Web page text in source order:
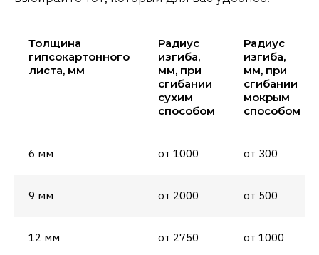
Толщина
гипсокартонного
листа, мм
Радиус
изгиба,
мм, при
сгибании
сухим
способом
Радиус
изгиба,
мм, при
сгибании
мокрым
способом
6 мм от 1000 от 300
9 мм от 2000 от 500
12 мм от 2750 от 1000